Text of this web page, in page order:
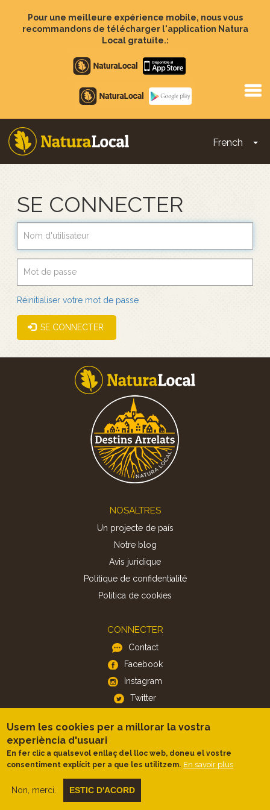
contenu
Pour une meilleure expérience mobile, nous vous
recommandons de télécharger l'application Natura
Local gratuite.:
Apple
store
Google
Play
French
Main
SE CONNECTER
Réinitialiser votre mot de passe
SE CONNECTER
NOSALTRES
Un projecte de país
Notre blog
Avis juridique
Politique de confidentialité
Politica de cookies
CONNECTER
Contact
Facebook
Instagram
Twitter
APP
iOS
Android
Usem les cookies per a millorar la vostra
experiència d'usuari
En fer clic a qualsevol enllaç del lloc web, doneu el vostre
consentiment explícit per a que les utilitzem. En savoir plus
Non, merci. ESTIC D'ACORD